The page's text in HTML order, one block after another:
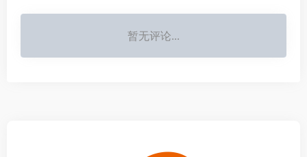
暂无评论...